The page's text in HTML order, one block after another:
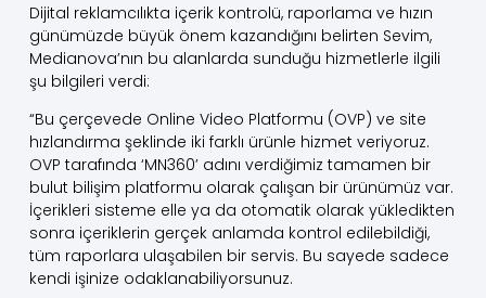
Dijital reklamcılıkta içerik kontrolü, raporlama ve hızın
günümüzde büyük önem kazandığını belirten Sevim,
Medianova’nın bu alanlarda sunduğu hizmetlerle ilgili
şu bilgileri verdi:
“Bu çerçevede Online Video Platformu (OVP) ve site
hızlandırma şeklinde iki farklı ürünle hizmet veriyoruz.
OVP tarafında ‘MN360’ adını verdiğimiz tamamen bir
bulut bilişim platformu olarak çalışan bir ürünümüz var.
İçerikleri sisteme elle ya da otomatik olarak yükledikten
sonra içeriklerin gerçek anlamda kontrol edilebildiği,
tüm raporlara ulaşabilen bir servis. Bu sayede sadece
kendi işinize odaklanabiliyorsunuz.